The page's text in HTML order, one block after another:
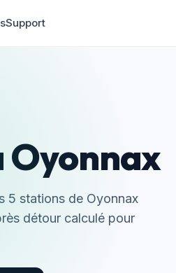
Support
Oyonnax
5 stations de Oyonnax
détour calculé pour